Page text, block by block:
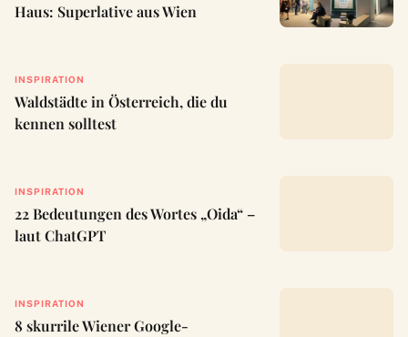
Haus: Superlative aus Wien
INSPIRATION
Waldstädte in Österreich, die du
kennen solltest
INSPIRATION
22 Bedeutungen des Wortes „Oida“ –
laut ChatGPT
INSPIRATION
8 skurrile Wiener Google-